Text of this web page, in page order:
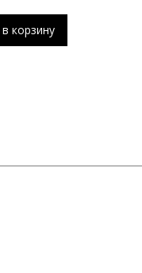
Добавить в корзину